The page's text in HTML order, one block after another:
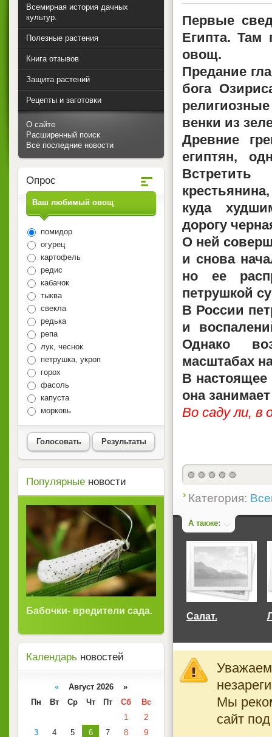
Первые
Египта. Там
овощ.
Предание
бога
венки из
Древние
египтян,
куда
дорогу
О ней
и снова
но ее
петрушкой
В России
и
Однако
масштабах
В настоящее
она
Во саду ли, в
Категория:
А также:
Салат.
Мы
сайт
Всемирная история дачных
культур.
Полезные растения
Книга отзывов
Защита растений
Рецепты и заготовки
О сайте
Расширенный поиск
Все последние новости
Опрос
Ваш любимый овощ
помидор
огурец
картофель
редис
кабачок
тыква
свекла
редька
репа
лук, чеснок
петрушка, укроп
горох
фасоль
капуста
морковь
Голосовать Результаты
Популярные новости
Бабочки- вредители сада.
Календарь новостей
« Август 2026 »
Пн
Вт Ср Чт Пт Сб
Вс
1
2
3
4 5 6 7 8
9